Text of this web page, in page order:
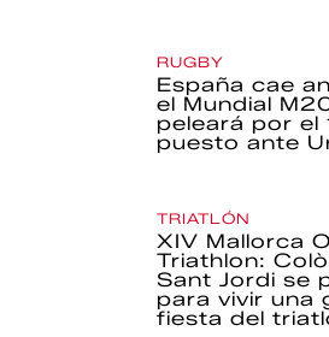
RUGBY
España cae
el Mundial
peleará por el
puesto ante
TRIATLÓN
XIV Mallorca
Triathlon:
Sant Jordi se
para vivir una
fiesta del